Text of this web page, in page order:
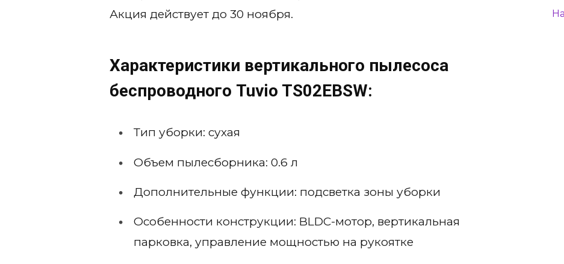
Акция действует до 30 ноября.
Характеристики вертикального пылесоса
беспроводного Tuvio TS02EBSW:
Тип уборки: сухая
Объем пылесборника: 0.6 л
Дополнительные функции: подсветка зоны уборки
Особенности конструкции: BLDC-мотор, вертикальная
парковка, управление мощностью на рукоятке